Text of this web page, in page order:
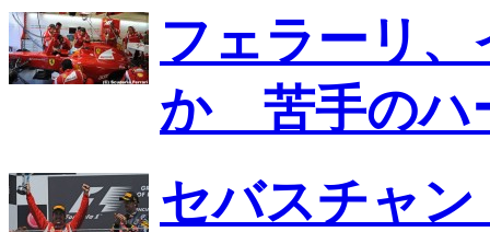
フェラーリ
か 苦手のハ
セバスチャ